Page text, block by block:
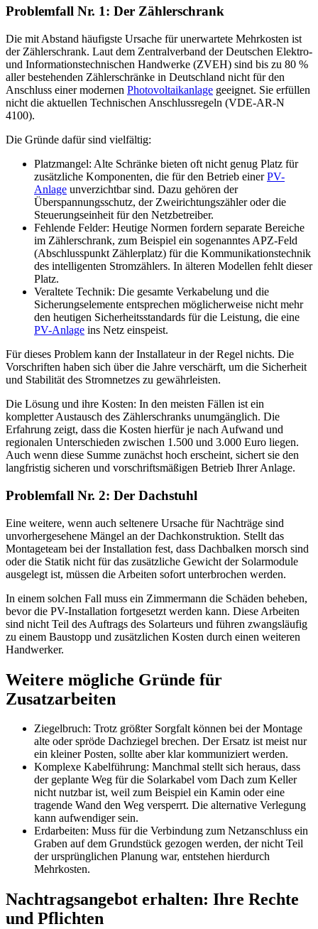
Problemfall Nr. 1: Der Zählerschrank
Die mit Abstand häufigste Ursache für unerwartete Mehrkosten ist
der Zählerschrank. Laut dem Zentralverband der Deutschen Elektro-
und Informationstechnischen Handwerke (ZVEH) sind bis zu 80 %
aller bestehenden Zählerschränke in Deutschland nicht für den
Anschluss einer modernen Photovoltaikanlage geeignet. Sie erfüllen
nicht die aktuellen Technischen Anschlussregeln (VDE-AR-N
4100).
Die Gründe dafür sind vielfältig:
Platzmangel: Alte Schränke bieten oft nicht genug Platz für
zusätzliche Komponenten, die für den Betrieb einerPV-
Anlage unverzichtbar sind. Dazu gehören der
Überspannungsschutz, der Zweirichtungszähler oder die
Steuerungseinheit für den Netzbetreiber.
Fehlende Felder: Heutige Normen fordern separate Bereiche
im Zählerschrank, zum Beispiel ein sogenanntes APZ-Feld
(Abschlusspunkt Zählerplatz) für die Kommunikationstechnik
des intelligenten Stromzählers. In älteren Modellen fehlt dieser
Platz.
Veraltete Technik: Die gesamte Verkabelung und die
Sicherungselemente entsprechen möglicherweise nicht mehr
den heutigen Sicherheitsstandards für die Leistung, die eine
PV-Anlage ins Netz einspeist.
Für dieses Problem kann der Installateur in der Regel nichts. Die
Vorschriften haben sich über die Jahre verschärft, um die Sicherheit
und Stabilität des Stromnetzes zu gewährleisten.
Die Lösung und ihre Kosten: In den meisten Fällen ist ein
kompletter Austausch des Zählerschranks unumgänglich. Die
Erfahrung zeigt, dass die Kosten hierfür je nach Aufwand und
regionalen Unterschieden zwischen 1.500 und 3.000 Euro liegen.
Auch wenn diese Summe zunächst hoch erscheint, sichert sie den
langfristig sicheren und vorschriftsmäßigen Betrieb Ihrer Anlage.
Problemfall Nr. 2: Der Dachstuhl
Eine weitere, wenn auch seltenere Ursache für Nachträge sind
unvorhergesehene Mängel an der Dachkonstruktion. Stellt das
Montageteam bei der Installation fest, dass Dachbalken morsch sind
oder die Statik nicht für das zusätzliche Gewicht der Solarmodule
ausgelegt ist, müssen die Arbeiten sofort unterbrochen werden.
In einem solchen Fall muss ein Zimmermann die Schäden beheben,
bevor die PV-Installation fortgesetzt werden kann. Diese Arbeiten
sind nicht Teil des Auftrags des Solarteurs und führen zwangsläufig
zu einem Baustopp und zusätzlichen Kosten durch einen weiteren
Handwerker.
Weitere mögliche Gründe für
Zusatzarbeiten
Ziegelbruch: Trotz größter Sorgfalt können bei der Montage
alte oder spröde Dachziegel brechen. Der Ersatz ist meist nur
ein kleiner Posten, sollte aber klar kommuniziert werden.
Komplexe Kabelführung: Manchmal stellt sich heraus, dass
der geplante Weg für die Solarkabel vom Dach zum Keller
nicht nutzbar ist, weil zum Beispiel ein Kamin oder eine
tragende Wand den Weg versperrt. Die alternative Verlegung
kann aufwendiger sein.
Erdarbeiten: Muss für die Verbindung zum Netzanschluss ein
Graben auf dem Grundstück gezogen werden, der nicht Teil
der ursprünglichen Planung war, entstehen hierdurch
Mehrkosten.
Nachtragsangebot erhalten: Ihre Rechte
und Pflichten